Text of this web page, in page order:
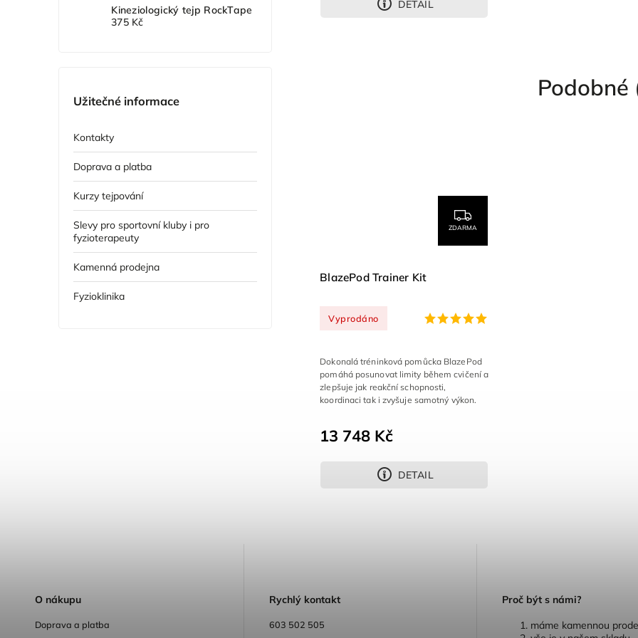
Kineziologický tejp RockTape
375 Kč
Užitečné informace
Kontakty
Doprava a platba
Kurzy tejpování
Slevy pro sportovní kluby i pro
fyzioterapeuty
Kamenná prodejna
Fyzioklinika
DETAIL
Podobné
ZDARMA
BlazePod Trainer Kit
Vyprodáno
13 748 Kč
DETAIL
Dokonalá tréninková pomůcka BlazePod
pomáhá posunovat limity během cvičení a
zlepšuje jak reakční schopnosti,
koordinaci tak i zvyšuje samotný výkon.
O nákupu
Doprava a platba
Rychlý kontakt
603 502 505
Proč být s námi?
máme kamennou